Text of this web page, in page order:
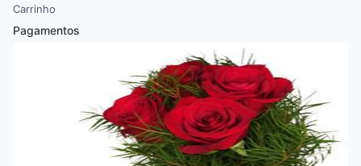
Carrinho
Pagamentos